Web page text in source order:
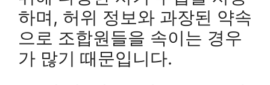
하며, 허위 정보와 과장된 약속
으로 조합원들을 속이는 경우
가 많기 때문입니다.